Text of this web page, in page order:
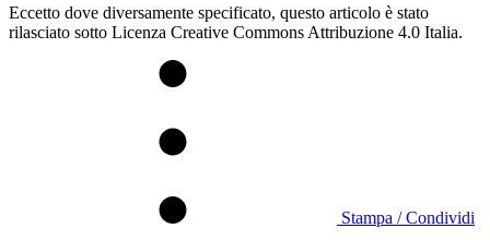
Eccetto dove diversamente specificato, questo articolo è stato
rilasciato sotto Licenza Creative Commons Attribuzione 4.0 Italia.
Stampa / Condividi